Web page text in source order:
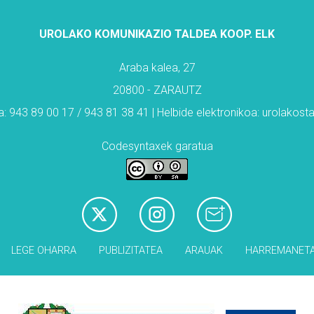
UROLAKO KOMUNIKAZIO TALDEA KOOP. ELK
Araba kalea, 27
20800 - ZARAUTZ
943 89 00 17 / 943 81 38 41 | Helbide elektronikoa:
Codesyntaxek garatua
LEGE OHARRA PUBLIZITATEA ARAUAK